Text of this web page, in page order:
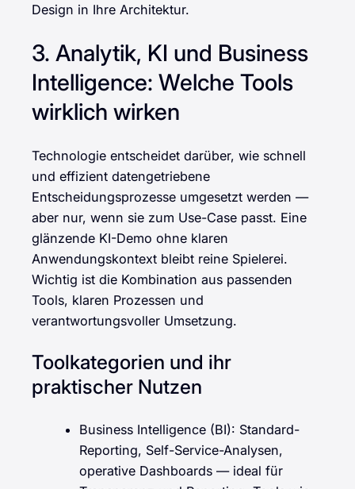
Design in Ihre Architektur.
3. Analytik, KI und Business
Intelligence: Welche Tools
wirklich wirken
Technologie entscheidet darüber, wie schnell
und effizient datengetriebene
Entscheidungsprozesse umgesetzt werden —
aber nur, wenn sie zum Use-Case passt. Eine
glänzende KI-Demo ohne klaren
Anwendungskontext bleibt reine Spielerei.
Wichtig ist die Kombination aus passenden
Tools, klaren Prozessen und
verantwortungsvoller Umsetzung.
Toolkategorien und ihr
praktischer Nutzen
Business Intelligence (BI): Standard-
Reporting, Self-Service-Analysen,
operative Dashboards — ideal für